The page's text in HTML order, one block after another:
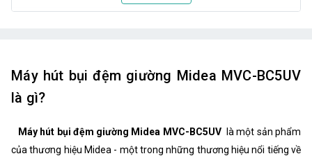
Máy hút bụi đệm giường Midea MVC-BC5UV
là gì?
Máy hút bụi đệm giường Midea MVC-BC5UV là một sản phẩm
của thương hiệu Midea - một trong những thương hiệu nổi tiếng về